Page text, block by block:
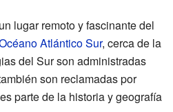
lugar remoto y fascinante del
Atlántico Sur, cerca de la
del Sur son administradas
son reclamadas por
parte de la historia y geografía